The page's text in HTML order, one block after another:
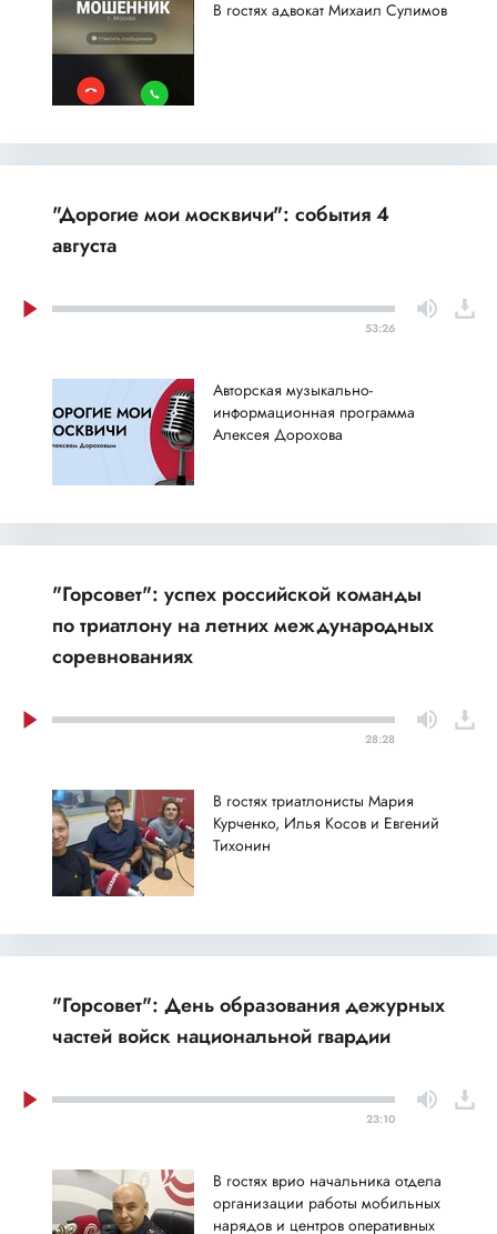
В гостях адвокат Михаил Сулимов
"Дорогие мои москвичи": события 4
августа
53:26
Авторская музыкально-
информационная программа
Алексея Дорохова
"Горсовет": успех российской команды
по триатлону на летних международных
соревнованиях
28:28
В гостях триатлонисты Мария
Курченко, Илья Косов и Евгений
Тихонин
"Горсовет": День образования дежурных
частей войск национальной гвардии
23:10
В гостях врио начальника отдела
организации работы мобильных
нарядов и центров оперативных